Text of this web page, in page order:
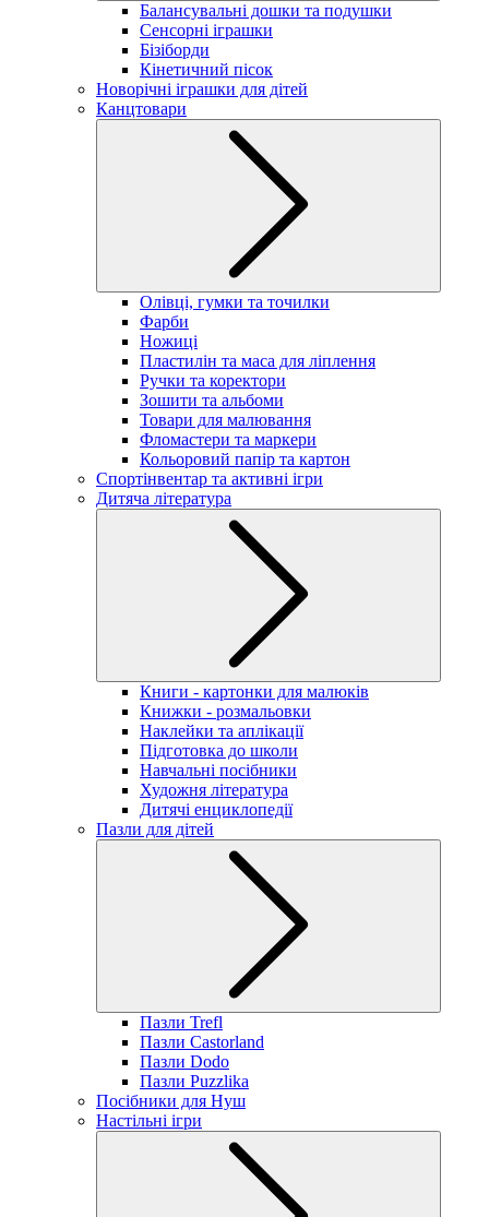
Балансувальні дошки та подушки
Сенсорні іграшки
Бізіборди
Кінетичний пісок
Новорічні іграшки для дітей
Канцтовари
Олівці, гумки та точилки
Фарби
Ножиці
Пластилін та маса для ліплення
Ручки та коректори
Зошити та альбоми
Товари для малювання
Фломастери та маркери
Кольоровий папір та картон
Спортінвентар та активні ігри
Дитяча література
Книги - картонки для малюків
Книжки - розмальовки
Наклейки та аплікації
Підготовка до школи
Навчальні посібники
Художня література
Дитячі енциклопедії
Пазли для дітей
Пазли Trefl
Пазли Castorland
Пазли Dodo
Пазли Puzzlika
Посібники для Нуш
Настільні ігри